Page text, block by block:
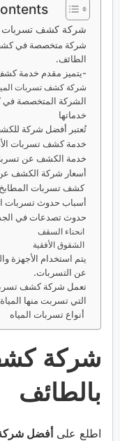
شركة كشف تسربات
شركة متخصصة في كشف
الطائف.
-يتميز مقدم خدمة
شركة كشف تسربات
الشركة المتخصصة في
خدماتها
تُعتبر أفضل شركة
خدمة كشف تسربات
خدمة الكشف عن
أسعار شركة الكشف
كشف تسربات المطابخ
أسباب حدوث تسربات
حدوث تصدعات في
انحناء السقف
الشقوق الأفقية
يتم استخدام الأجهزة
عن التسربات.
تعمل شركة كشف
التي تسربت منها
أنواع تسربات المياه
شركة
بالطائف
اطلع علىأفضل